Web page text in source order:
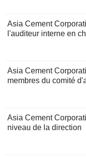
Asia Cement
l'auditeur interne en
Asia Cement
membres du comité
Asia Cement
niveau de la direction